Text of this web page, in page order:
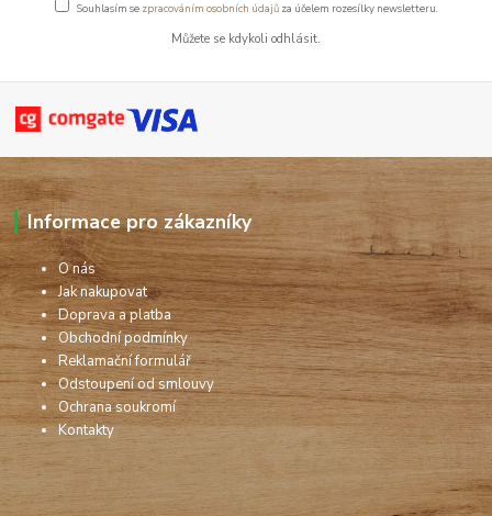
Souhlasím se zpracováním osobních údajůza účelem rozesílky newsletteru.
Můžete se kdykoli odhlásit.
Informace pro zákazníky
O nás
Jak nakupovat
Doprava a platba
Obchodní podmínky
Reklamační formulář
Odstoupení od smlouvy
Ochrana soukromí
Kontakty